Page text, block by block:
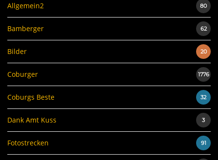
Allgemein2 80
Bamberger 62
Bilder 20
Coburger 1776
Coburgs Beste 32
Dank Amt Kuss 3
Fotostrecken 91